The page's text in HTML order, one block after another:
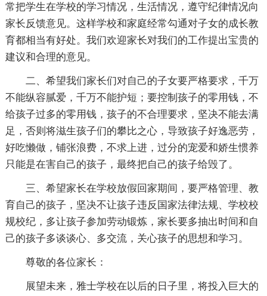
常把学生在学校的学习情况，生活情况，遵守纪律情况向
家长反馈意见。这样学校和家庭经常勾通对子女的成长教
育都相当有好处。我们欢迎家长对我们的工作提出宝贵的
建议和合理的意见。
二、希望我们家长们对自己的子女要严格要求，千万
不能纵容腻爱，千万不能护短；要控制孩子的零用钱，不
给孩子过多的零用钱，孩子的不合理要求，坚决不能去满
足，否则将滋生孩子们的攀比之心，导致孩子好逸恶劳，
好吃懒做，铺张浪费，不求上进，过分的宠爱和娇生惯养
只能是在害自己的孩子，最终把自己的孩子给毁了。
三、希望家长在学校放假回家期间，要严格管理、教
育自己的孩子，坚决不让孩子违反国家法律法规、学校校
规校纪，多让孩子参加劳动锻炼，家长要多抽出时间和自
己的孩子多谈谈心、多交流，关心孩子的思想和学习。
尊敬的各位家长：
展望未来，雅士学校在以后的日子里，将投入巨大的